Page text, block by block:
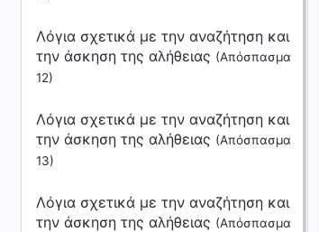
Λόγια σχετικά με την αναζήτηση και
την άσκηση της αλήθειας (Απόσπασμα
12)
Λόγια σχετικά με την αναζήτηση και
την άσκηση της αλήθειας (Απόσπασμα
13)
Λόγια σχετικά με την αναζήτηση και
την άσκηση της αλήθειας (Απόσπασμα